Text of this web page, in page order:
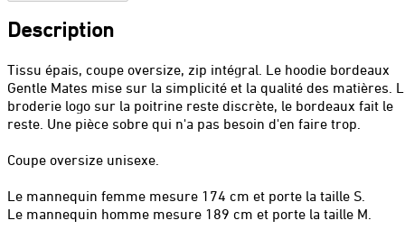
Description
Tissu épais, coupe oversize, zip intégral. Le hoodie bordeaux
Gentle Mates mise sur la simplicité et la qualité des matières.
broderie logo sur la poitrine reste discrète, le bordeaux fait le
reste. Une pièce sobre qui n'a pas besoin d'en faire trop.
Coupe oversize unisexe.
Le mannequin femme mesure 174 cm et porte la taille S.
Le mannequin homme mesure 189 cm et porte la taille M.